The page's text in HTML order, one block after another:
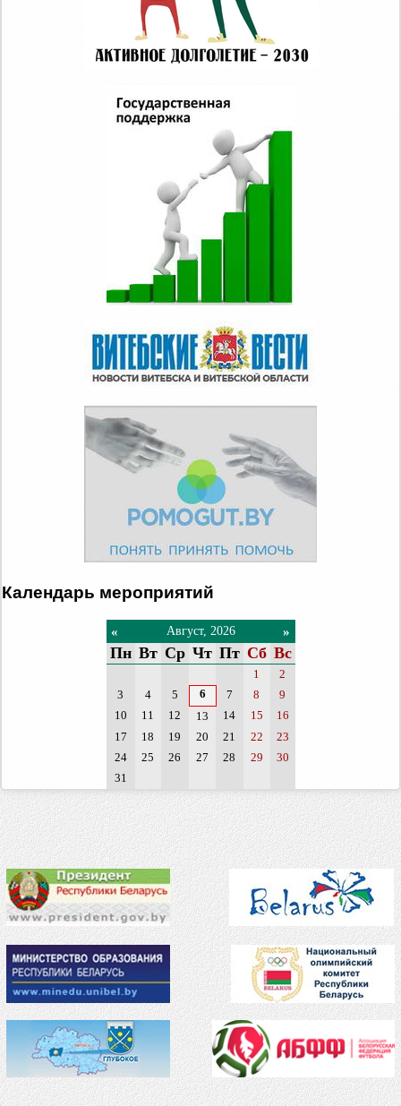
Календарь мероприятий
« Август, 2026 »
Пн Вт Ср Чт Пт Сб Вс
1
2
3
4 5 6 7 8
9
10
11 12 13 14 15
16
17
18 19 20 21 22
23
24
25 26 27 28 29
30
31